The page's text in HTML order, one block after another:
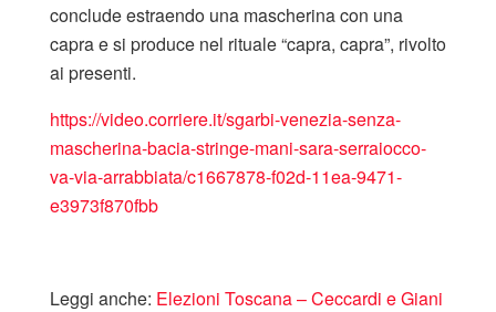
conclude estraendo una mascherina con una
capra e si produce nel rituale “capra, capra”, rivolto
ai presenti.
https://video.corriere.it/sgarbi-venezia-senza-
mascherina-bacia-stringe-mani-sara-serraiocco-
va-via-arrabbiata/c1667878-f02d-11ea-9471-
e3973f870fbb
Leggi anche: Elezioni Toscana – Ceccardi e Giani